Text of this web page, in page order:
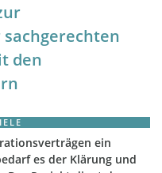
den
ein
es der Klärung und